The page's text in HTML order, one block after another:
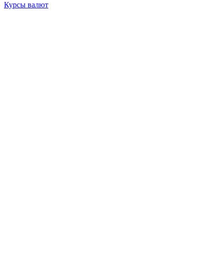
Курсы валют